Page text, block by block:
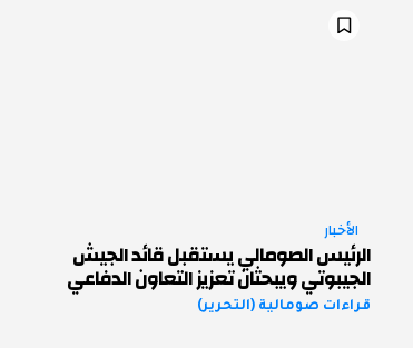
الأخبار
الرئيس الصومالي يستقبل قائد الجيش
الجيبوتي ويبحثان تعزيز التعاون الدفاعي
قراءات صومالية (التحرير)